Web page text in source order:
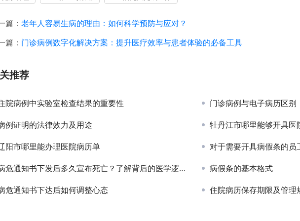
篇： 老年人容易生病的理由：如何科学预防与应对？
篇： 门诊病例数字化解决方案：提升医疗效率与患者体验的必备工具
推荐
院病例中实验室检查结果的重要性 门诊病例与电子病历区别：
例证明的法律效力及用途 牡丹江市哪里能够开具医
阳市哪里能办理医院病历单 对于需要开具病假条的员
危通知书下发后多久宣布死亡？了解背后的医学逻辑与情感应对 病假条的基本格式
危通知书下达后如何调整心态 住院病历保存期限及管理